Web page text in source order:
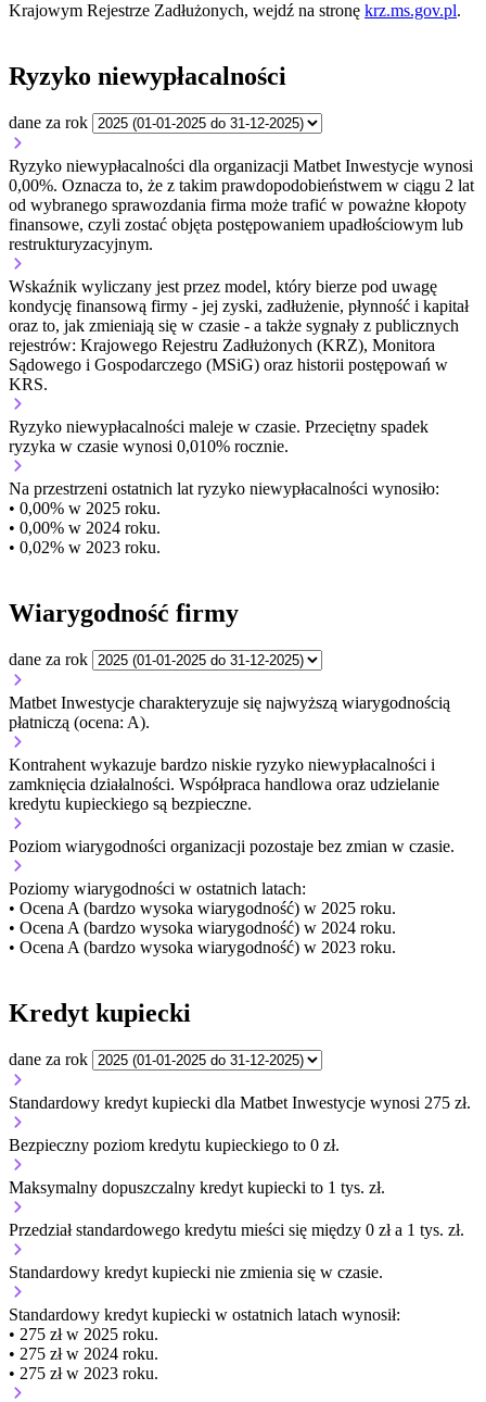
Krajowym Rejestrze Zadłużonych, wejdź na stronę krz.ms.gov.pl.
Ryzyko niewypłacalności
dane za rok
Ryzyko niewypłacalności dla organizacji Matbet Inwestycje wynosi
0,00%. Oznacza to, że z takim prawdopodobieństwem w ciągu 2 lat
od wybranego sprawozdania firma może trafić w poważne kłopoty
finansowe, czyli zostać objęta postępowaniem upadłościowym lub
restrukturyzacyjnym.
Wskaźnik wyliczany jest przez model, który bierze pod uwagę
kondycję finansową firmy - jej zyski, zadłużenie, płynność i kapitał
oraz to, jak zmieniają się w czasie - a także sygnały z publicznych
rejestrów: Krajowego Rejestru Zadłużonych (KRZ), Monitora
Sądowego i Gospodarczego (MSiG) oraz historii postępowań w
KRS.
Ryzyko niewypłacalności maleje w czasie. Przeciętny spadek
ryzyka w czasie wynosi 0,010% rocznie.
Na przestrzeni ostatnich lat ryzyko niewypłacalności wynosiło:
• 0,00% w 2025 roku.
• 0,00% w 2024 roku.
• 0,02% w 2023 roku.
Wiarygodność firmy
dane za rok
Matbet Inwestycje charakteryzuje się najwyższą wiarygodnością
płatniczą (ocena: A).
Kontrahent wykazuje bardzo niskie ryzyko niewypłacalności i
zamknięcia działalności. Współpraca handlowa oraz udzielanie
kredytu kupieckiego są bezpieczne.
Poziom wiarygodności organizacji pozostaje bez zmian w czasie.
Poziomy wiarygodności w ostatnich latach:
• Ocena A (bardzo wysoka wiarygodność) w 2025 roku.
• Ocena A (bardzo wysoka wiarygodność) w 2024 roku.
• Ocena A (bardzo wysoka wiarygodność) w 2023 roku.
Kredyt kupiecki
dane za rok
Standardowy kredyt kupiecki dla Matbet Inwestycje wynosi 275 zł.
Bezpieczny poziom kredytu kupieckiego to 0 zł.
Maksymalny dopuszczalny kredyt kupiecki to 1 tys. zł.
Przedział standardowego kredytu mieści się między 0 zł a 1 tys. zł.
Standardowy kredyt kupiecki nie zmienia się w czasie.
Standardowy kredyt kupiecki w ostatnich latach wynosił:
• 275 zł w 2025 roku.
• 275 zł w 2024 roku.
• 275 zł w 2023 roku.